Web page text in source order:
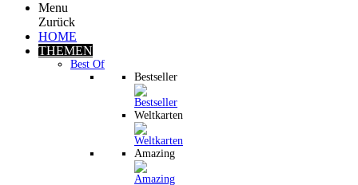
Menu
Zurück
HOME
THEMEN
Best Of
Bestseller
Weltkarten
Amazing